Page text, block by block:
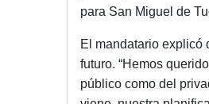
para San Miguel de
El mandatario explicó
futuro. “Hemos
público como del